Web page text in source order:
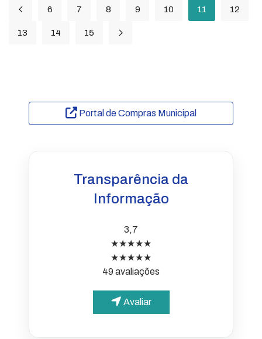
6 7 8 9 10 11 12
13 14 15
Portal de Compras Municipal
Transparência da
Informação
3,7
★★★★★
★★★★★
49 avaliações
Avaliar